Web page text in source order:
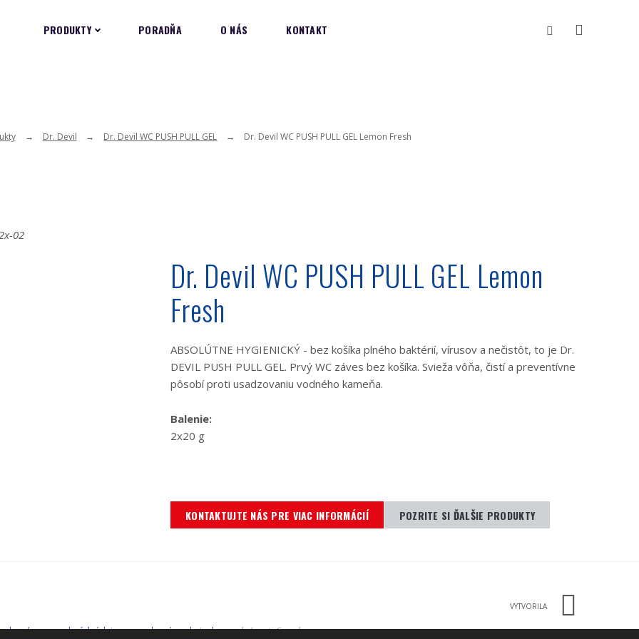
PRODUKTY PORADŇA O NÁS KONTAKT Vyhledávání
Dr. Devil Dr. Devil WC PUSH PULL GEL Dr. Devil WC PUSH PULL GEL Lemon Fresh
Dr. Devil WC PUSH PULL GEL Lemon
Fresh
ABSOLÚTNE HYGIENICKÝ - bez košíka plného baktérií, vírusov a nečistôt, to je Dr.
DEVIL PUSH PULL GEL. Prvý WC záves bez košíka. Svieža vôňa, čistí a preventívne
pôsobí proti usadzovaniu vodného kameňa.
Balenie:
2x20 g
KONTAKTUJTE NÁS PRE VIAC INFORMÁCIÍ POZRITE SI ĎALŠIE PRODUKTY
VYTVORILA
ochrany osobných údajov a zmluvné podmienky spoločnosti Google.